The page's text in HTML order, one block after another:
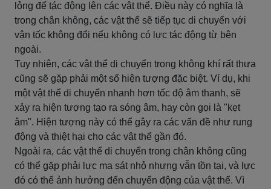
lỏng để tác động lên các vật thể. Điều này có nghĩa là
trong chân không, các vật thể sẽ tiếp tục di chuyển với
vận tốc không đổi nếu không có lực tác động từ bên
ngoài.
Tuy nhiên, các vật thể di chuyển trong không khí rất thưa
cũng sẽ gặp phải một số hiện tượng đặc biệt. Ví dụ, khi
một vật thể di chuyển nhanh hơn tốc độ âm thanh, sẽ
xảy ra hiện tượng tạo ra sóng âm, hay còn gọi là "kẹt
âm". Hiện tượng này có thể gây ra các vấn đề như rung
động và thiệt hại cho các vật thể gần đó.
Ngoài ra, các vật thể di chuyển trong chân không cũng
có thể gặp phải lực ma sát nhỏ nhưng vẫn tồn tại, và lực
đó có thể ảnh hưởng đến chuyển động của vật thể. Vì